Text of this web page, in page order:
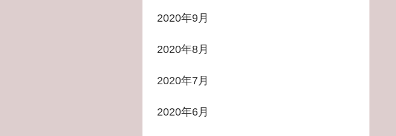
2020年9月
2020年8月
2020年7月
2020年6月